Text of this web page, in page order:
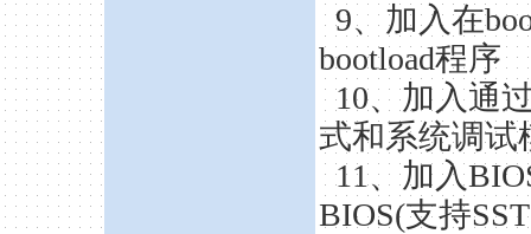
9、加入在
bootload程序
10、加入通
式和系统调试
11、加入
BIOS(支持